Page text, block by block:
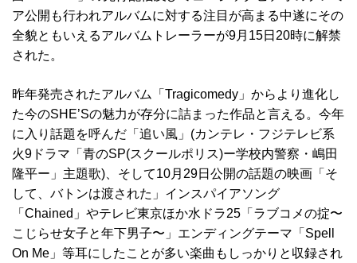
ア公開も行われアルバムに対する注目が高まる中遂にその
全貌ともいえるアルバムトレーラーが9月15日20時に解禁
された。
昨年発売されたアルバム「Tragicomedy」からより進化し
た今のSHE’Sの魅力が存分に詰まった作品と言える。今年
に入り話題を呼んだ「追い風」(カンテレ・フジテレビ系
火9ドラマ「青のSP(スクールポリス)ー学校内警察・嶋田
隆平ー」主題歌)、そして10月29日公開の話題の映画「そ
して、バトンは渡された」インスパイアソング
「Chained」やテレビ東京ほか水ドラ25「ラブコメの掟〜
こじらせ女子と年下男子〜」エンディングテーマ「Spell
On Me」等耳にしたことが多い楽曲もしっかりと収録され